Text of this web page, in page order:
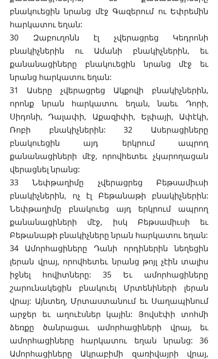
բնակուեցին նրանց մէջ Գազերում ու Եփրեմին
հարկատու եղան:
30 Զաբուղոնն էլ չվերացրեց Կեդրոնի
բնակիչներին ու Ամանի բնակիչներին, եւ
քանանացիները բնակուեցին նրանց մէջ եւ
նրանց հարկատու եղան:
31 Ասերը չվերացրեց Ակքովի բնակիչներին,
որոնք նրան հարկատու եղան, նաեւ Դորի,
Սիդոնի, Դալափի, Աքազիփի, Ելփայի, Ափէկի,
Ռոբի բնակիչներին: 32 Ասերացիները
բնակուեցին այդ երկրում ապրող
քանանացիների մէջ, որովհետեւ չկարողացան
վերացնել նրանց:
33 Նեփթաղիմը չվերացրեց Բեթսամիւսի
բնակիչներին, ոչ էլ Բեթանաթի բնակիչներին:
Նեփթաղիմը բնակուեց այդ երկրում ապրող
քանանացիների մէջ, իսկ Բեթսամիւսի եւ
Բեթանաթի բնակիչները նրան հարկատու եղան:
34 Ամորհացիները Դանի որդիներին նեղեցին
լերան վրայ, որովհետեւ նրանց թոյլ չէին տալիս
իջնել հովիտները: 35 Եւ ամորհացիները
շարունակեցին բնակուել Մրտենիների լերան
վրայ: Այնտեղ, Մրտաստանում եւ Սաղապինում
արջեր եւ աղուէսներ կային: Յովսէփի տոհմի
ձեռքը ծանրացաւ ամորհացիների վրայ, եւ
ամորհացիները հարկատու եղան նրանց: 36
Ամորհացիները Ակրաբիմի զառիվայրի վրայ,